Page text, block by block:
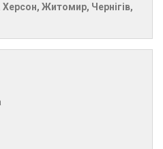
Житомир, Чернігів,